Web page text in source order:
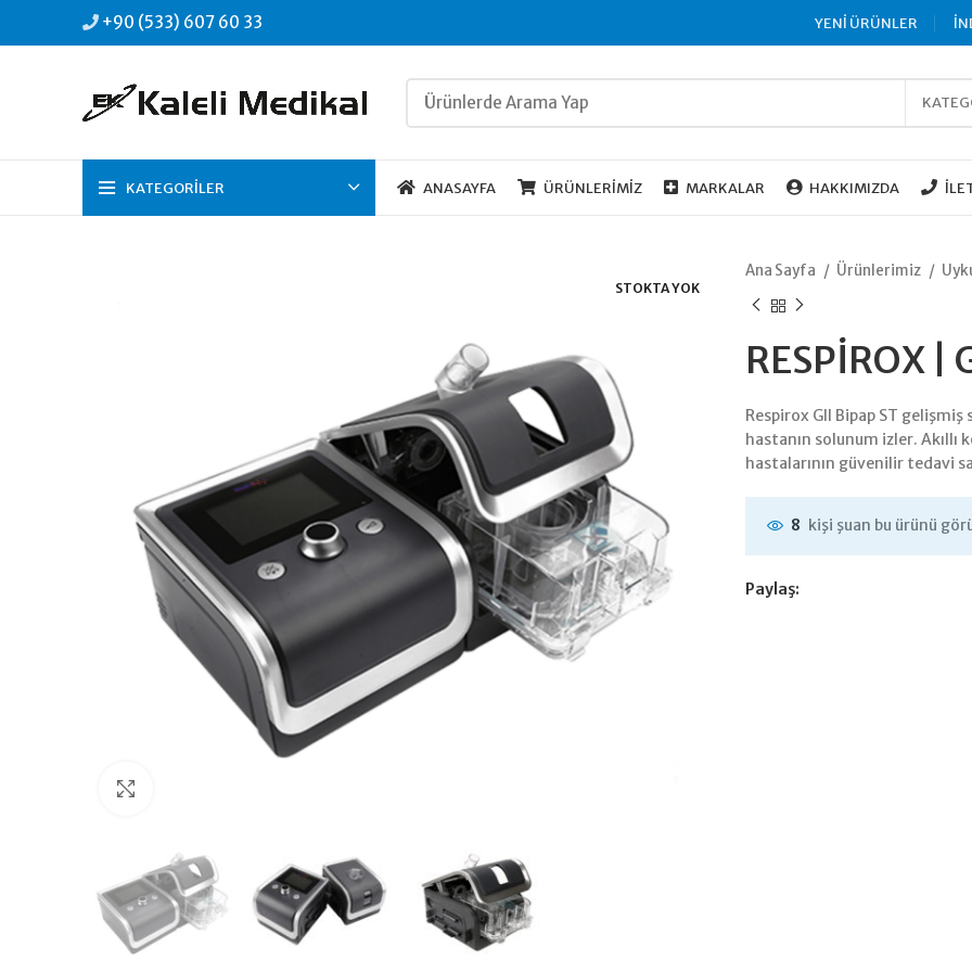
+90 (533) 607 60 33 YENİ ÜRÜNLER
KATEGORILER ANASAYFA ÜRÜNLERIMIZ MARKALAR HAKKIMIZDA
STOKTA YOK
Ana Sayfa Ürünlerimiz
RESPİROX |
Respirox GII Bipap ST
hastanın solunum izler.
hastalarının güvenilir tedavi
8 kişi şuan bu ürünü
Paylaş: